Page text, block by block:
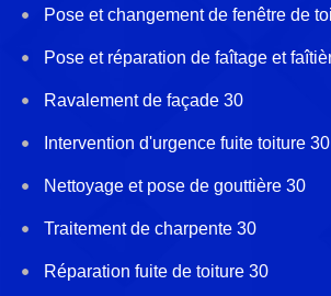
Pose et changement de fenêtre de
Pose et réparation de faîtage et
Ravalement de façade 30
Intervention d'urgence fuite toiture 30
Nettoyage et pose de gouttière 30
Traitement de charpente 30
Réparation fuite de toiture 30